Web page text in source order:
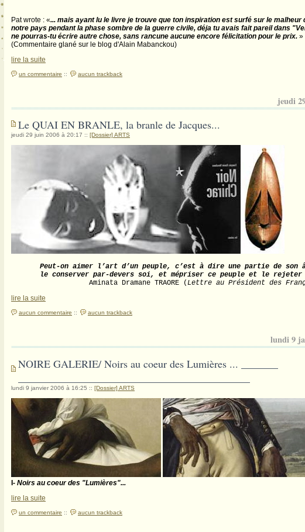
Pat wrote : «... mais ayant lu le livre je trouve que ton inspiration est surfé sur le malheur
notre pays pendant la phase sombre de la guerre civile, déja tu avais fait pareil dans
ne pourras-tu écrire autre chose, sans rancune aucune encore félicitation pour le prix. »
(Commentaire glané sur le blog d'Alain Mabanckou)
lire la suite
un commentaire :: aucun trackback
jeudi
Le QUAI EN BRANLE, la branle de Jacques...
jeudi 29 juin 2006 à 20:17 :: [Dossier] ARTS
Peut-on aimer l’art d’un peuple, c’est à dire une partie de son
le conserver par-devers soi, et mépriser ce peuple et le rejeter
                   Aminata Dramane TRAORE (
Lettre au Président des
lire la suite
aucun commentaire :: aucun trackback
lundi 9
NOIRE GALERIE/ Noirs au coeur des Lumières ... _______
lundi 9 janvier 2006 à 16:25 :: [Dossier] ARTS
I- Noirs au coeur des "Lumières"...
lire la suite
un commentaire :: aucun trackback